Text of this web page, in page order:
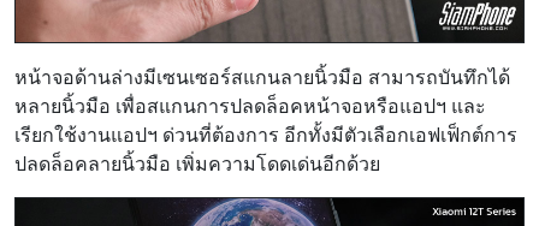
หน้าจอด้านล่างมีเซนเซอร์สแกนลายนิ้วมือ สามารถบันทึกได้
หลายนิ้วมือ เพื่อสแกนการปลดล็อคหน้าจอหรือแอปฯ และ
เรียกใช้งานแอปฯ ด่วนที่ต้องการ อีกทั้งมีตัวเลือกเอฟเฟ็กต์การ
ปลดล็อคลายนิ้วมือ เพิ่มความโดดเด่นอีกด้วย